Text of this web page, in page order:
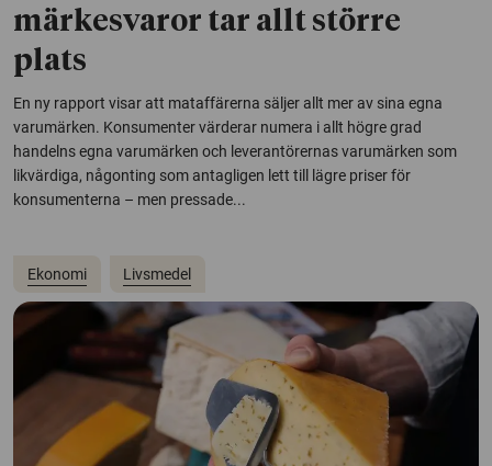
märkesvaror tar allt större
plats
En ny rapport visar att mataffärerna säljer allt mer av sina egna
varumärken. Konsumenter värderar numera i allt högre grad
handelns egna varumärken och leverantörernas varumärken som
likvärdiga, någonting som antagligen lett till lägre priser för
konsumenterna – men pressade...
Ekonomi Livsmedel